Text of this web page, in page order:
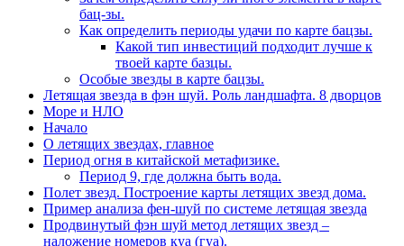
бац-зы.
Как определить периоды удачи по карте бацзы.
Какой тип инвестиций подходит лучше к
твоей карте базцы.
Особые звезды в карте бацзы.
Летящая звезда в фэн шуй. Роль ландшафта. 8 дворцов
Море и НЛО
Начало
О летящих звездах, главное
Период огня в китайской метафизике.
Период 9, где должна быть вода.
Полет звезд. Построение карты летящих звезд дома.
Пример анализа фен-шуй по системе летящая звезда
Продвинутый фэн шуй метод летящих звезд –
наложение номеров куа (гуа).